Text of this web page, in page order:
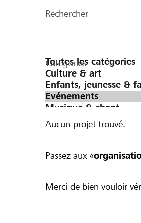
la
Rechercher
Catégories
Aucun projet trouvé.
Passez aux «
Merci de bien vouloir